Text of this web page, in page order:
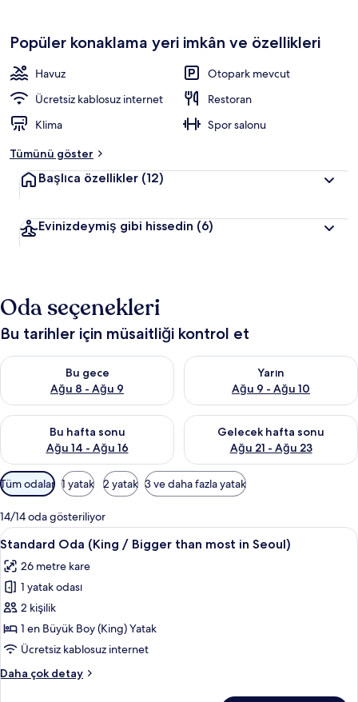
Popüler konaklama yeri imkân ve özellikleri
Havuz
Otopark mevcut
Ücretsiz kablosuz internet
Restoran
Klima
Spor salonu
Tümünü göster
Başlıca özellikler (12)
Evinizdeymiş gibi hissedin (6)
Oda seçenekleri
Bu tarihler için müsaitliği kontrol et
Bu gece
Ağu 8 - Ağu 9
Bu gece için müsaitliği kontrol et Ağu 8 - Ağu 9
Yarın
Ağu 9 - Ağu 10
Yarın için müsaitliği kontrol
Bu hafta sonu
Ağu 14 - Ağu 16
Bu hafta sonu için müsaitliği kontrol et Ağu 14 - Ağu 16
Gelecek hafta sonu
Ağu 21 - Ağu 23
Önümüzdeki hafta sonu için
Odalar
için
mevcut
filtreler
Tüm odalar 1 yatak 2 yatak 3 ve daha fazla yatak
14/14 oda gösteriliyor
Standard
Oda
(King
/
Bigger
than
most
Seoul)
Odada kasa, masa, güneşlik/perde, ses
5
Standard Oda (King / Bigger than most in Seoul)
26 metre kare
1 yatak odası
2 kişilik
1 en Büyük Boy (King) Yatak
Ücretsiz kablosuz internet
Daha çok detay
Standard